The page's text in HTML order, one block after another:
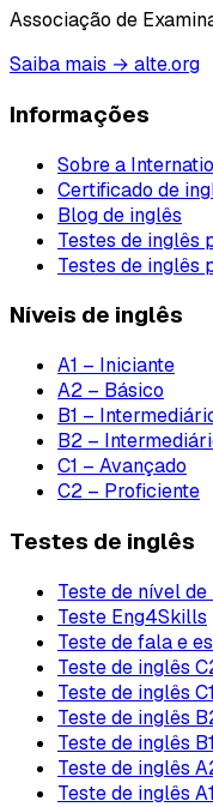
Associação de
Saiba mais → alte.org
Informações
Sobre a
Certificado de
Blog de inglês
Testes de inglês
Testes de inglês
Níveis de inglês
A1 – Iniciante
A2 – Básico
B1 –
B2 –
C1 – Avançado
C2 – Proficiente
Testes de inglês
Teste de nível de
Teste Eng4Skills
Teste de fala e
Teste de inglês
Teste de inglês C1
Teste de inglês
Teste de inglês B1
Teste de inglês
Teste de inglês A1